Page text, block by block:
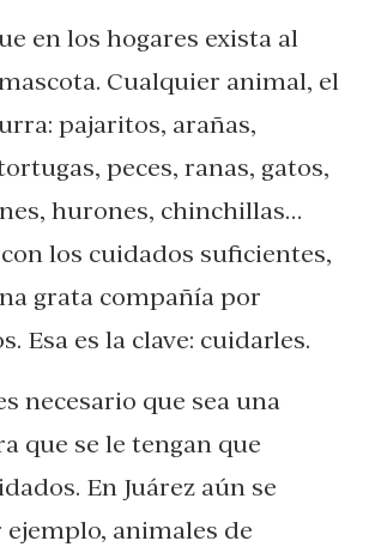
en los hogares exista al
Cualquier animal, el
pajaritos, arañas,
peces, ranas, gatos,
hurones, chinchillas…
los cuidados suficientes,
grata compañía por
Esa es la clave: cuidarles.
necesario que sea una
que se le tengan que
En Juárez aún se
animales de